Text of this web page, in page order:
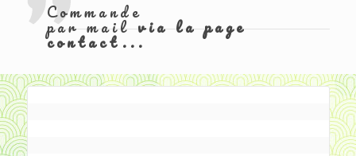
Commande
par mailvia la page
contact...